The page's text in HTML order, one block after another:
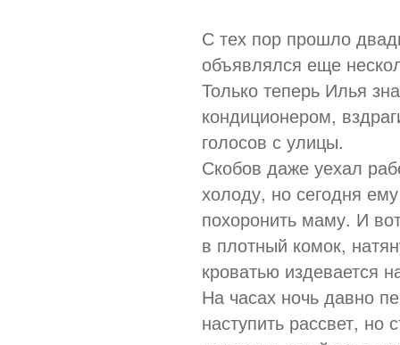
С тех пор прошло
объявлялся еще
Только теперь Илья
кондиционером,
голосов с улицы.
Скобов даже уехал
холоду, но сегодня
похоронить маму. И
в плотный комок,
кроватью издевается
На часах ночь давно
наступить рассвет,